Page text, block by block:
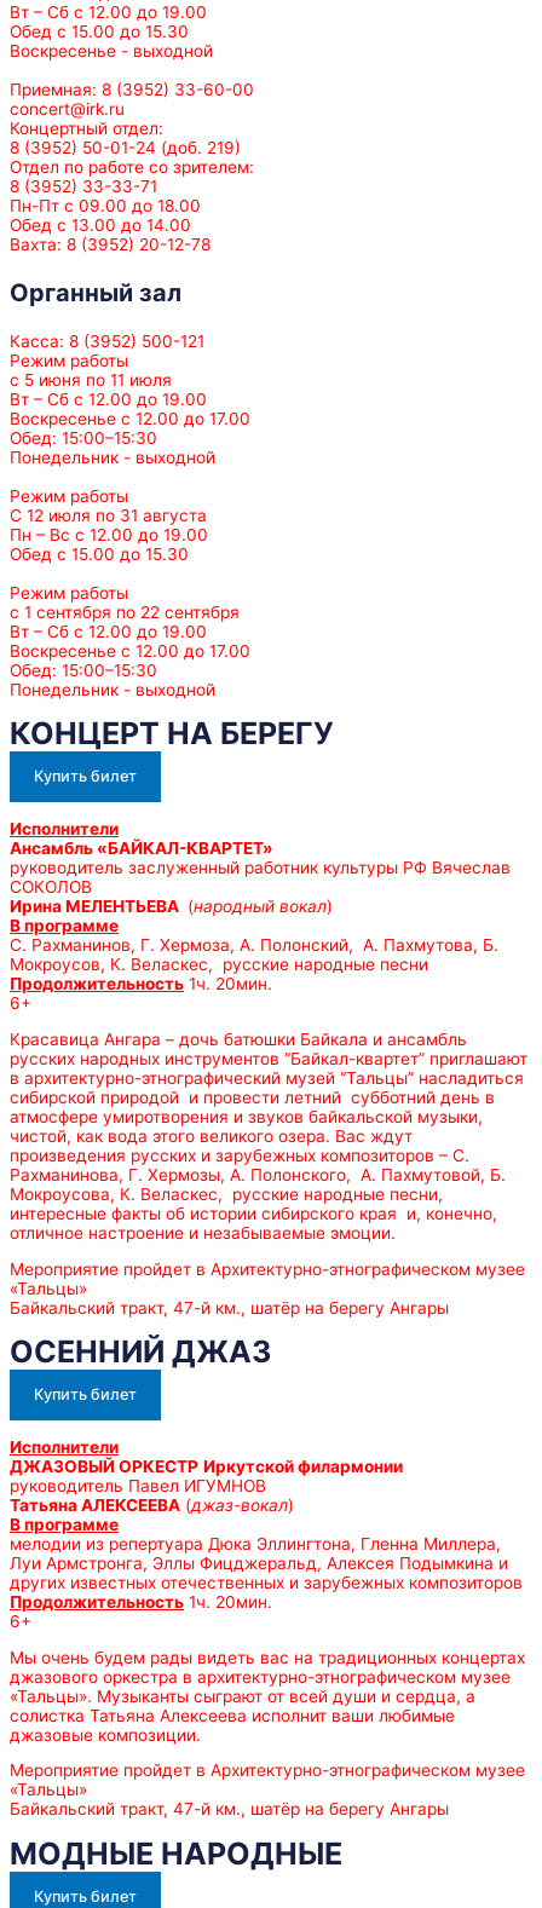
Вт – Сб с 12.00 до 19.00
Обед с 15.00 до 15.30
Воскресенье - выходной
Приемная: 8 (3952) 33-60-00
concert@irk.ru
Концертный отдел:
8 (3952) 50-01-24 (доб. 219)
Отдел по работе со зрителем:
8 (3952) 33-33-71
Пн-Пт с 09.00 до 18.00
Обед с 13.00 до 14.00
Вахта: 8 (3952) 20-12-78
Органный зал
Касса: 8 (3952) 500-121
Режим работы
с 5 июня по 11 июля
Вт – Сб с 12.00 до 19.00
Воскресенье с 12.00 до 17.00
Обед: 15:00–15:30
Понедельник - выходной
Режим работы
С 12 июля по 31 августа
Пн – Вс с 12.00 до 19.00
Обед с 15.00 до 15.30
Режим работы
с 1 сентября по 22 сентября
Вт – Сб с 12.00 до 19.00
Воскресенье с 12.00 до 17.00
Обед: 15:00–15:30
Понедельник - выходной
КОНЦЕРТ НА БЕРЕГУ
Купить билет
Исполнители
Ансамбль «БАЙКАЛ-КВАРТЕТ»
руководитель заслуженный работник культуры РФ Вячеслав
СОКОЛОВ
Ирина МЕЛЕНТЬЕВА (народный вокал)
В программе
С. Рахманинов, Г. Хермоза, А. Полонский, А. Пахмутова, Б.
Мокроусов, К. Веласкес, русские народные песни
Продолжительность 1ч. 20мин.
6+
Красавица Ангара – дочь батюшки Байкала и ансамбль
русских народных инструментов “Байкал-квартет” приглашают
в архитектурно-этнографический музей “Тальцы” насладиться
сибирской природой и провести летний субботний день в
атмосфере умиротворения и звуков байкальской музыки,
чистой, как вода этого великого озера. Вас ждут
произведения русских и зарубежных композиторов – С.
Рахманинова, Г. Хермозы, А. Полонского, А. Пахмутовой, Б.
Мокроусова, К. Веласкес, русские народные песни,
интересные факты об истории сибирского края и, конечно,
отличное настроение и незабываемые эмоции.
Мероприятие пройдет в Архитектурно-этнографическом музее
«Тальцы»
Байкальский тракт, 47-й км., шатёр на берегу Ангары
ОСЕННИЙ ДЖАЗ
Купить билет
Исполнители
ДЖАЗОВЫЙ ОРКЕСТР Иркутской филармонии
руководитель Павел ИГУМНОВ
Татьяна АЛЕКСЕЕВА (джаз-вокал)
В программе
мелодии из репертуара Дюка Эллингтона, Гленна Миллера,
Луи Армстронга, Эллы Фицджеральд, Алексея Подымкина и
других известных отечественных и зарубежных композиторов
Продолжительность 1ч. 20мин.
6+
Мы очень будем рады видеть вас на традиционных концертах
джазового оркестра в архитектурно-этнографическом музее
«Тальцы». Музыканты сыграют от всей души и сердца, а
солистка Татьяна Алексеева исполнит ваши любимые
джазовые композиции.
Мероприятие пройдет в Архитектурно-этнографическом музее
«Тальцы»
Байкальский тракт, 47-й км., шатёр на берегу Ангары
МОДНЫЕ НАРОДНЫЕ
Купить билет